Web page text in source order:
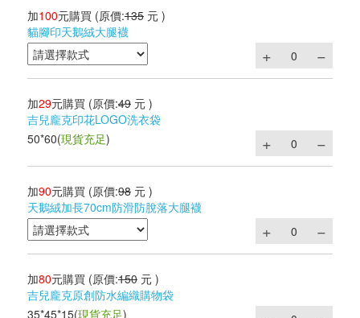
加100元購買 (原價:135 元 )
貓腳印天鵝絨大腿襪
加29元購買 (原價:49 元 )
吉兒龐克印花LOGO洗衣袋
50*60(現貨充足)
加90元購買 (原價:98 元 )
天鵝絨加長70cm防滑防脫落大腿襪
加80元購買 (原價:150 元 )
吉兒龐克原創防水編織購物袋
35*45*15(現貨充足)